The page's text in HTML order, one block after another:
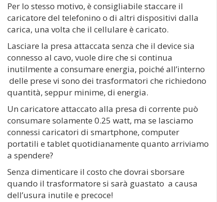
Per lo stesso motivo, è consigliabile staccare il
caricatore del telefonino o di altri dispositivi dalla
carica, una volta che il cellulare è caricato.
Lasciare la presa attaccata senza che il device sia
connesso al cavo, vuole dire che si continua
inutilmente a consumare energia, poiché all’interno
delle prese vi sono dei trasformatori che richiedono
quantità, seppur minime, di energia.
Un caricatore attaccato alla presa di corrente può
consumare solamente 0.25 watt, ma se lasciamo
connessi caricatori di smartphone, computer
portatili e tablet quotidianamente quanto arriviamo
a spendere?
Senza dimenticare il costo che dovrai sborsare
quando il trasformatore si sarà guastato a causa
dell’usura inutile e precoce!